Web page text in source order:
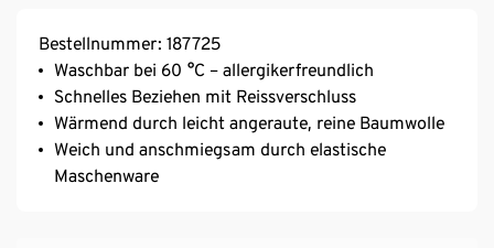
Bestellnummer: 187725
Waschbar bei 60 °C – allergikerfreundlich
Schnelles Beziehen mit Reissverschluss
Wärmend durch leicht angeraute, reine Baumwolle
Weich und anschmiegsam durch elastische
Maschenware